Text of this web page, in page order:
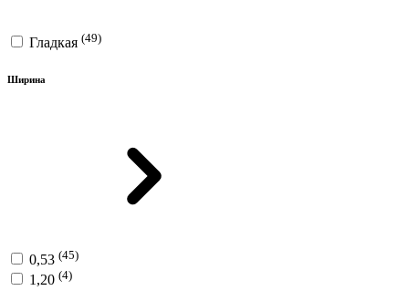
Гладкая (49)
Ширина
0,53 (45)
1,20 (4)